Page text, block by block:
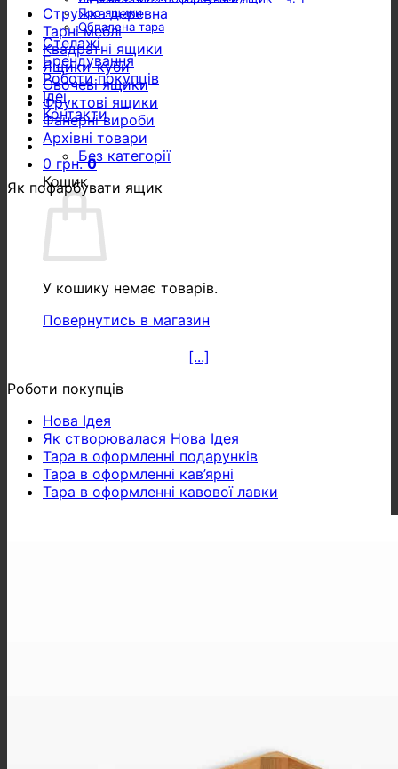
Про ящики
Обпалена тара
Стелажі
Брендування
Роботи покупців
Ідеї
Контакти
0 грн. 0
Кошик
У кошику немає товарів.
Повернутись в магазин
Стружка деревна
Тарні меблі
Квадратні ящики
Ящики-куби
Овочеві ящики
Фруктові ящики
Фанерні вироби
Архівні товари
Без категорії
Як пофарбувати ящик
[...]
Роботи покупців
Нова Ідея
Як створювалася Нова Ідея
Тара в оформленні подарунків
Тара в оформленні кав’ярні
Тара в оформленні кавової лавки